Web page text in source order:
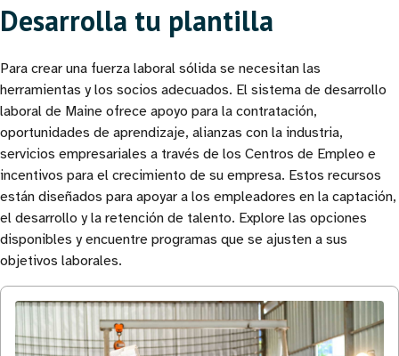
Desarrolla tu plantilla
Para crear una fuerza laboral sólida se necesitan las
herramientas y los socios adecuados. El sistema de desarrollo
laboral de Maine ofrece apoyo para la contratación,
oportunidades de aprendizaje, alianzas con la industria,
servicios empresariales a través de los Centros de Empleo e
incentivos para el crecimiento de su empresa. Estos recursos
están diseñados para apoyar a los empleadores en la captación,
el desarrollo y la retención de talento. Explore las opciones
disponibles y encuentre programas que se ajusten a sus
objetivos laborales.